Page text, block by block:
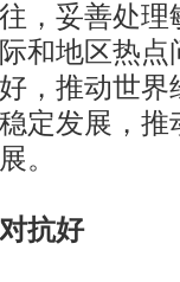
，妥善处理
和地区热点
，推动世界
定发展，
。
抗好